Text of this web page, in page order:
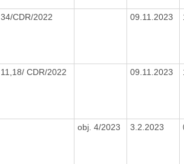
34/CDR/2022 09.11.2023
11,18/ CDR/2022 09.11.2023
obj. 4/2023 3.2.2023